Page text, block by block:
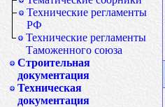
Технические регламенты
РФ
Технические регламенты
Таможенного союза
Строительная
документация
Техническая
документация